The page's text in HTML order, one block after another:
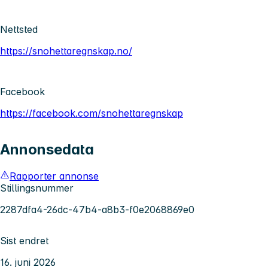
Nettsted
https://snohettaregnskap.no/
Facebook
https://facebook.com/snohettaregnskap
Annonsedata
Rapporter annonse
Stillingsnummer
2287dfa4-26dc-47b4-a8b3-f0e2068869e0
Sist endret
16. juni 2026